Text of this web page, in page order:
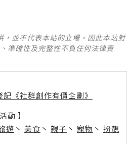
，並不代表本站的立場。因此本站對
準確性及完整性不負任何法律責
記《社群創作有價企劃》
動 】
遊 丶 美食 丶 親子 丶 寵物 丶 扮靚